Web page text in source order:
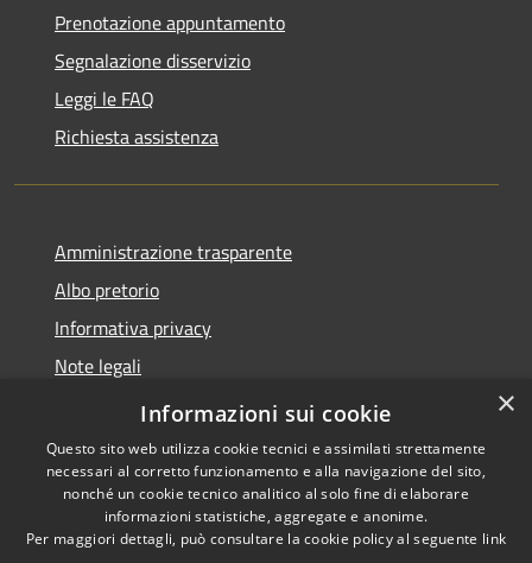
Prenotazione appuntamento
Segnalazione disservizio
Leggi le FAQ
Richiesta assistenza
Amministrazione trasparente
Albo pretorio
Informativa privacy
Note legali
Dichiarazione di accessibilità
Accessibilità
Copyright © 2026 • Comune di
Monte di Procida • Powered by
×
Informazioni sui cookie
Questo sito web utilizza cookie tecnici e assimilati strettamente
necessari al corretto funzionamento e alla navigazione del sito,
nonché un cookie tecnico analitico al solo fine di elaborare
informazioni statistiche, aggregate e anonime.
Per maggiori dettagli, può consultare la cookie policy al seguente link